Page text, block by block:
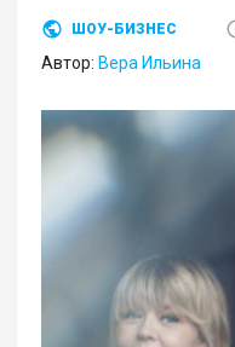
ШОУ-БИЗНЕС
Автор: Вера Ильина